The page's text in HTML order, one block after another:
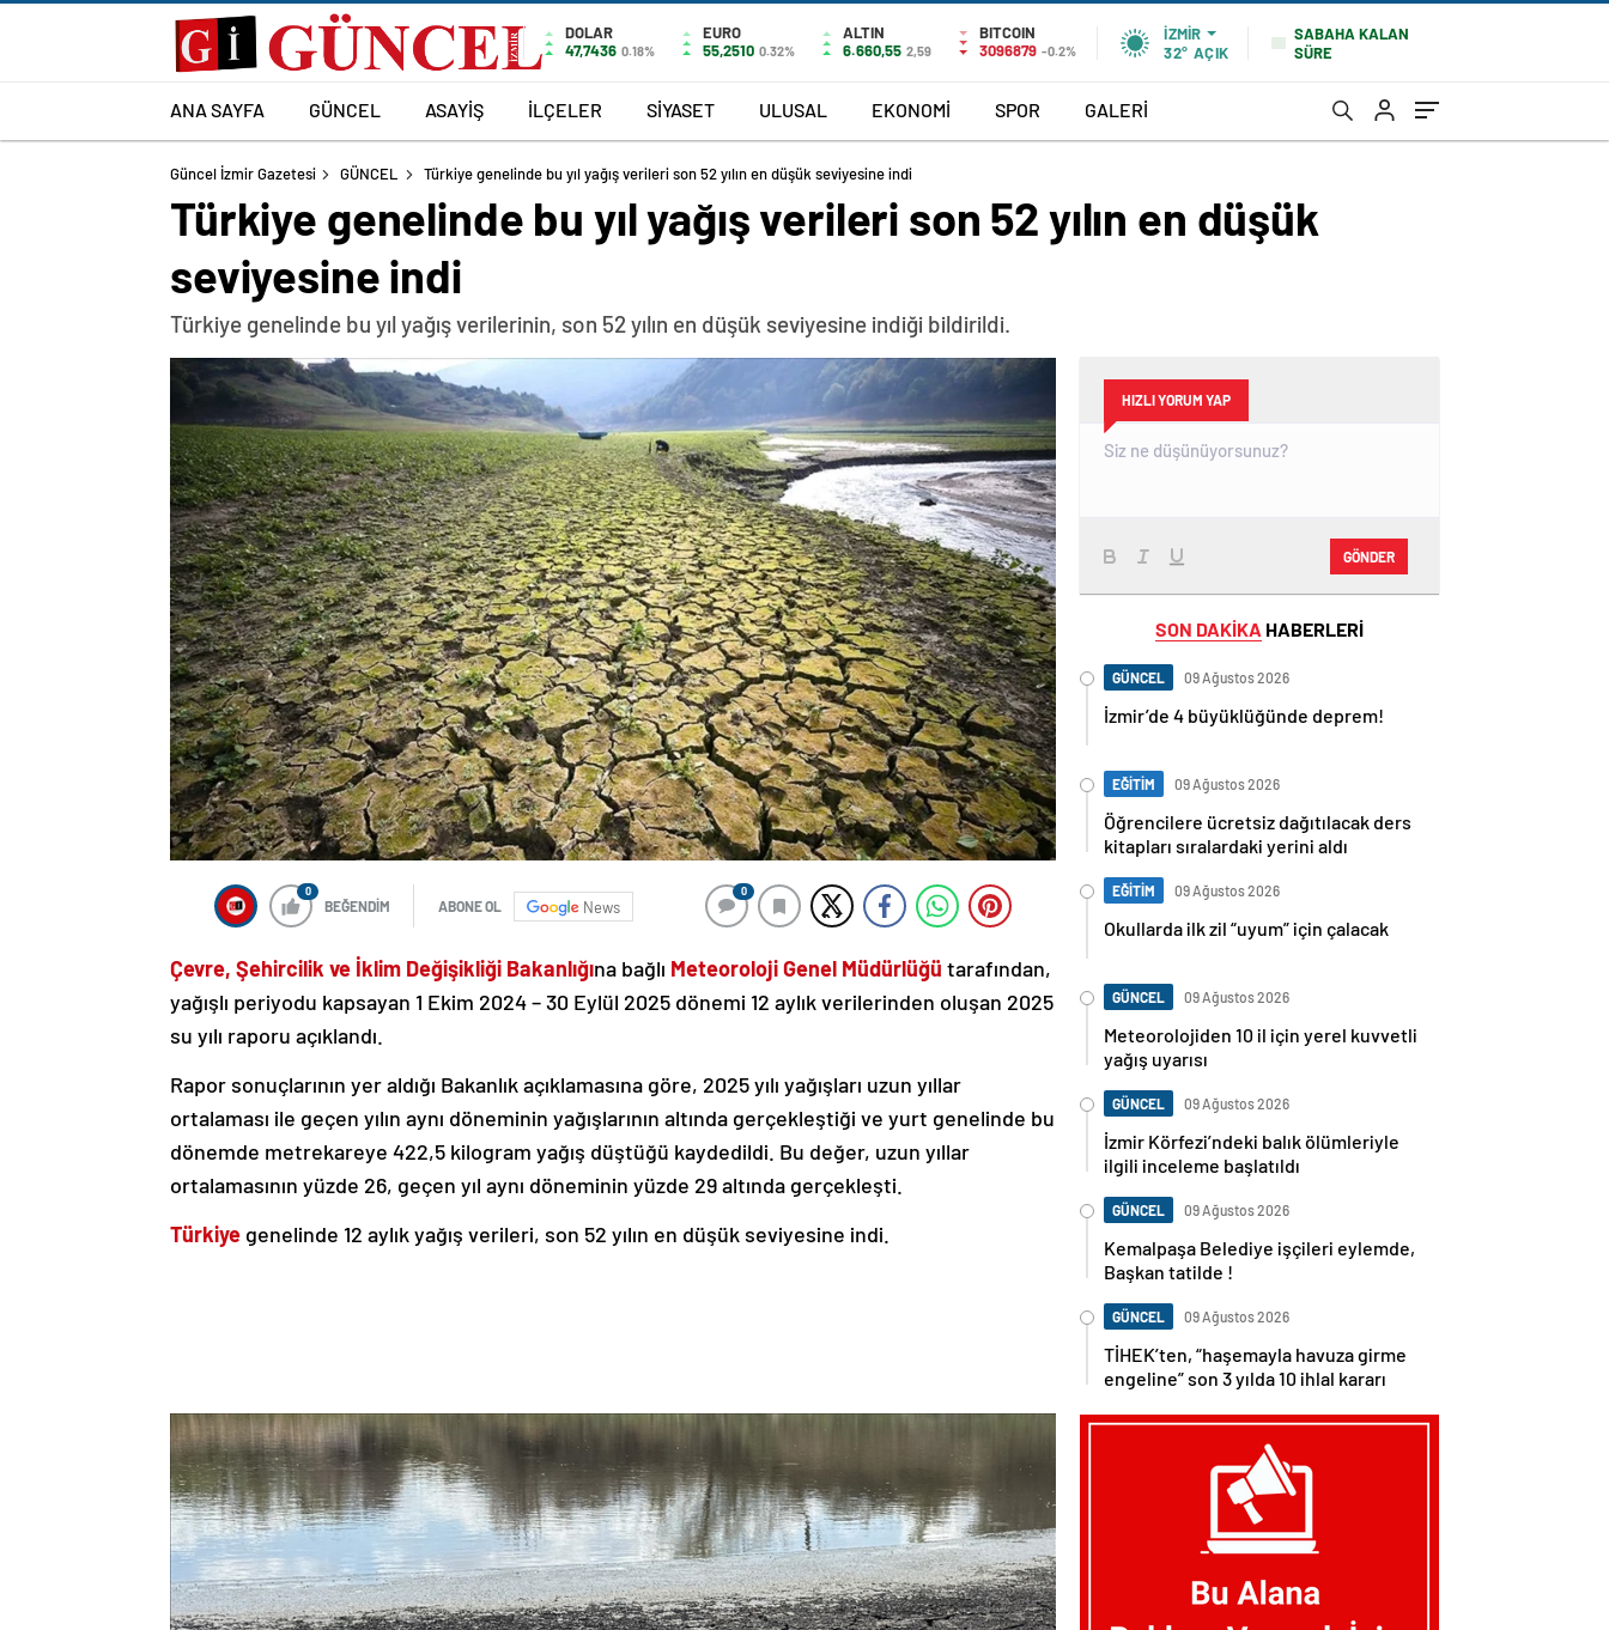
DOLAR
47,7436 0.18%
EURO
55,2510 0.32%
ALTIN
6.660,55 2,59
BITCOIN
3096879 -0.2%
İZMIR
32° AÇIK
SABAHA KALAN
SÜRE
ANA SAYFA GÜNCEL ASAYİŞ İLÇELER SİYASET ULUSAL EKONOMİ SPOR GALERİ
Güncel İzmir Gazetesi GÜNCEL Türkiye genelinde bu yıl yağış verileri son 52 yılın en düşük seviyesine indi
Türkiye genelinde bu yıl yağış verileri son 52 yılın en düşük
seviyesine indi
Türkiye genelinde bu yıl yağış verilerinin, son 52 yılın en düşük seviyesine indiği bildirildi.
0
BEĞENDİM ABONE OL News
0
Çevre, Şehircilik ve İklim Değişikliği Bakanlığına bağlı Meteoroloji Genel Müdürlüğü tarafından,
yağışlı periyodu kapsayan 1 Ekim 2024 – 30 Eylül 2025 dönemi 12 aylık verilerinden oluşan 2025
su yılı raporu açıklandı.
Rapor sonuçlarının yer aldığı Bakanlık açıklamasına göre, 2025 yılı yağışları uzun yıllar
ortalaması ile geçen yılın aynı döneminin yağışlarının altında gerçekleştiği ve yurt genelinde bu
dönemde metrekareye 422,5 kilogram yağış düştüğü kaydedildi. Bu değer, uzun yıllar
ortalamasının yüzde 26, geçen yıl aynı döneminin yüzde 29 altında gerçekleşti.
Türkiye genelinde 12 aylık yağış verileri, son 52 yılın en düşük seviyesine indi.
HIZLI YORUM YAP
GÖNDER
SON DAKİKA HABERLERİ
GÜNCEL 09 Ağustos 2026
İzmir’de 4 büyüklüğünde deprem!
EĞİTİM 09 Ağustos 2026
Öğrencilere ücretsiz dağıtılacak ders
kitapları sıralardaki yerini aldı
EĞİTİM 09 Ağustos 2026
Okullarda ilk zil “uyum” için çalacak
GÜNCEL 09 Ağustos 2026
Meteorolojiden 10 il için yerel kuvvetli
yağış uyarısı
GÜNCEL 09 Ağustos 2026
İzmir Körfezi’ndeki balık ölümleriyle
ilgili inceleme başlatıldı
GÜNCEL 09 Ağustos 2026
Kemalpaşa Belediye işçileri eylemde,
Başkan tatilde !
GÜNCEL 09 Ağustos 2026
TİHEK’ten, “haşemayla havuza girme
engeline” son 3 yılda 10 ihlal kararı